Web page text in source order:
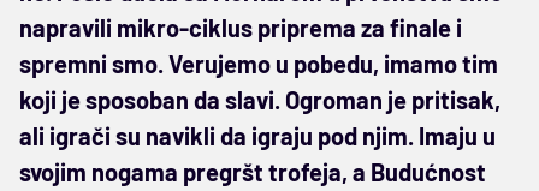
napravili mikro-ciklus priprema za finale i
spremni smo. Verujemo u pobedu, imamo tim
koji je sposoban da slavi. Ogroman je pritisak,
ali igrači su navikli da igraju pod njim. Imaju u
svojim nogama pregršt trofeja, a Budućnost